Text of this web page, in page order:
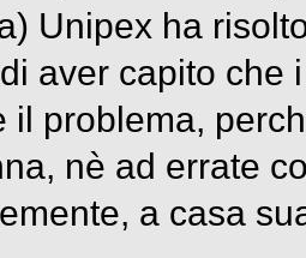
Unipex ha
aver capito che
il problema,
nè ad errate
a casa